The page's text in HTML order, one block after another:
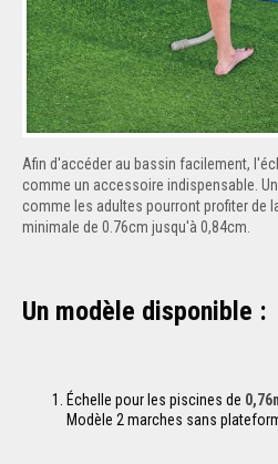
Afin d'accéder au bassin facilement,
comme un accessoire indispensable.
comme les adultes pourront profiter de
minimale de 0.76cm jusqu'à 0,84cm.
Un modèle disponible :
Échelle pour les piscines de
Modèle 2 marches sans